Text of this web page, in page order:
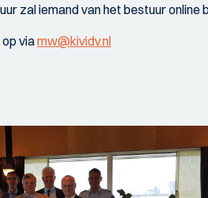
zal iemand van het bestuur
viamw@kividv.nl